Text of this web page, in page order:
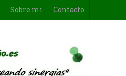
Sobre mi Contacto